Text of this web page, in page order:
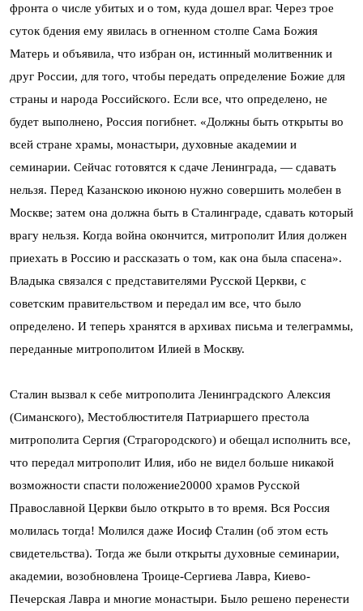
фронта о числе убитых и о том, куда дошел враг. Через трое
суток бдения ему явилась в огненном столпе Сама Божия
Матерь и объявила, что избран он, истинный молитвенник и
друг России, для того, чтобы передать определение Божие для
страны и народа Российского. Если все, что определено, не
будет выполнено, Россия погибнет. «Должны быть открыты во
всей стране храмы, монастыри, духовные академии и
семинарии. Сейчас готовятся к сдаче Ленинграда, — сдавать
нельзя. Перед Казанскою иконою нужно совершить молебен в
Москве; затем она должна быть в Сталинграде, сдавать который
врагу нельзя. Когда война окончится, митрополит Илия должен
приехать в Россию и рассказать о том, как она была спасена».
Владыка связался с представителями Русской Церкви, с
советским правительством и передал им все, что было
определено. И теперь хранятся в архивах письма и телеграммы,
переданные митрополитом Илией в Москву.
Сталин вызвал к себе митрополита Ленинградского Алексия
(Симанского), Местоблюстителя Патриаршего престола
митрополита Сергия (Страгородского) и обещал исполнить все,
что передал митрополит Илия, ибо не видел больше никакой
возможности спасти положение20000 храмов Русской
Православной Церкви было открыто в то время. Вся Россия
молилась тогда! Молился даже Иосиф Сталин (об этом есть
свидетельства). Тогда же были открыты духовные семинарии,
академии, возобновлена Троице-Сергиева Лавра, Киево-
Печерская Лавра и многие монастыри. Было решено перенести